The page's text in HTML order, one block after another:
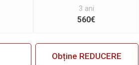
3 ani
560€
Obține REDUCERE